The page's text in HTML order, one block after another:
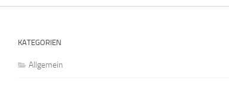
KATEGORIEN
Allgemein